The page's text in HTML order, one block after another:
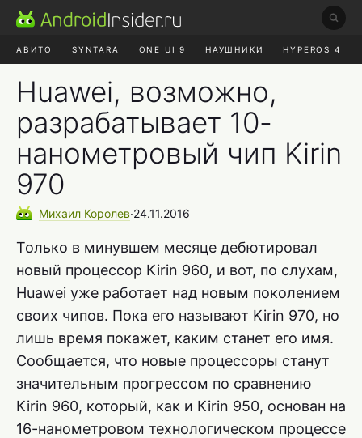
АВИТО SYNTARA ONE UI 9 НАУШНИКИ HYPEROS 4
Huawei, возможно,
разрабатывает 10-
нанометровый чип Kirin
970
Михаил Королев∙24.11.2016
Только в минувшем месяце дебютировал
новый процессор Kirin 960, и вот, по слухам,
Huawei уже работает над новым поколением
своих чипов. Пока его называют Kirin 970, но
лишь время покажет, каким станет его имя.
Сообщается, что новые процессоры станут
значительным прогрессом по сравнению
Kirin 960, который, как и Kirin 950, основан на
16-нанометровом технологическом процессе